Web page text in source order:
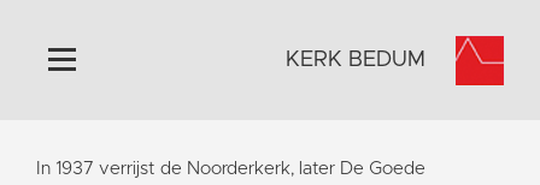
Home
KERK BEDUM
In 1937 verrijst de Noorderkerk, later De Goede